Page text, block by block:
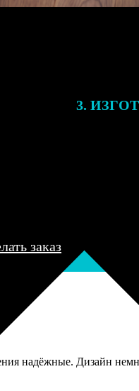
печати
с Вами
для
3.
Оплатите
оплаты
заказ
надёжные. Дизайн